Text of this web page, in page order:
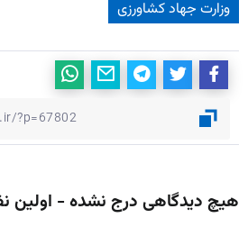
وزارت جهاد کشاورزی
هیچ دیدگاهی درج نشده - اولین